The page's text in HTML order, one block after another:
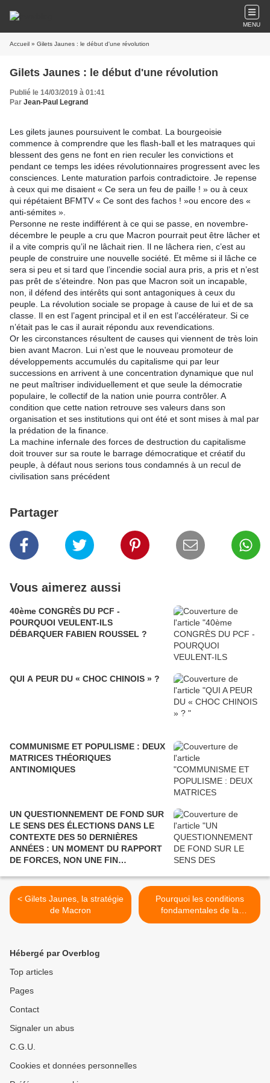
MENU
Accueil » Gilets Jaunes : le début d'une révolution
Gilets Jaunes : le début d'une révolution
Publié le 14/03/2019 à 01:41
Par Jean-Paul Legrand
Les gilets jaunes poursuivent le combat. La bourgeoisie
commence à comprendre que les flash-ball et les matraques qui
blessent des gens ne font en rien reculer les convictions et
pendant ce temps les idées révolutionnaires progressent avec les
consciences. Lente maturation parfois contradictoire. Je repense
à ceux qui me disaient « Ce sera un feu de paille ! » ou à ceux
qui répétaient BFMTV « Ce sont des fachos ! »ou encore des «
anti-sémites ».
Personne ne reste indifférent à ce qui se passe, en novembre-
décembre le peuple a cru que Macron pourrait peut être lâcher et
il a vite compris qu’il ne lâchait rien. Il ne lâchera rien, c’est au
peuple de construire une nouvelle société. Et même si il lâche ce
sera si peu et si tard que l’incendie social aura pris, a pris et n’est
pas prêt de s’éteindre. Non pas que Macron soit un incapable,
non, il défend des intérêts qui sont antagoniques à ceux du
peuple. La révolution sociale se propage à cause de lui et de sa
classe. Il en est l’agent principal et il en est l’accélérateur. Si ce
n’était pas le cas il aurait répondu aux revendications.
Or les circonstances résultent de causes qui viennent de très loin
bien avant Macron. Lui n’est que le nouveau promoteur de
développements accumulés du capitalisme qui par leur
successions en arrivent à une concentration dynamique que nul
ne peut maîtriser individuellement et que seule la démocratie
populaire, le collectif de la nation unie pourra contrôler. A
condition que cette nation retrouve ses valeurs dans son
organisation et ses institutions qui ont été et sont mises à mal par
la prédation de la finance.
La machine infernale des forces de destruction du capitalisme
doit trouver sur sa route le barrage démocratique et créatif du
peuple, à défaut nous serions tous condamnés à un recul de
civilisation sans précédent
Partager
Vous aimerez aussi
40ème CONGRÈS DU PCF -
POURQUOI VEULENT-ILS
DÉBARQUER FABIEN ROUSSEL ?
QUI A PEUR DU « CHOC CHINOIS » ?
COMMUNISME ET POPULISME : DEUX
MATRICES THÉORIQUES
ANTINOMIQUES
UN QUESTIONNEMENT DE FOND SUR
LE SENS DES ÉLECTIONS DANS LE
CONTEXTE DES 50 DERNIÈRES
ANNÉES : UN MOMENT DU RAPPORT
DE FORCES, NON UNE FIN
< Gilets Jaunes, la stratégie
de Macron
Pourquoi les conditions
fondamentales de la
révolution sont réunies ? >
Hébergé par Overblog
Top articles
Pages
Contact
Signaler un abus
C.G.U.
Cookies et données personnelles